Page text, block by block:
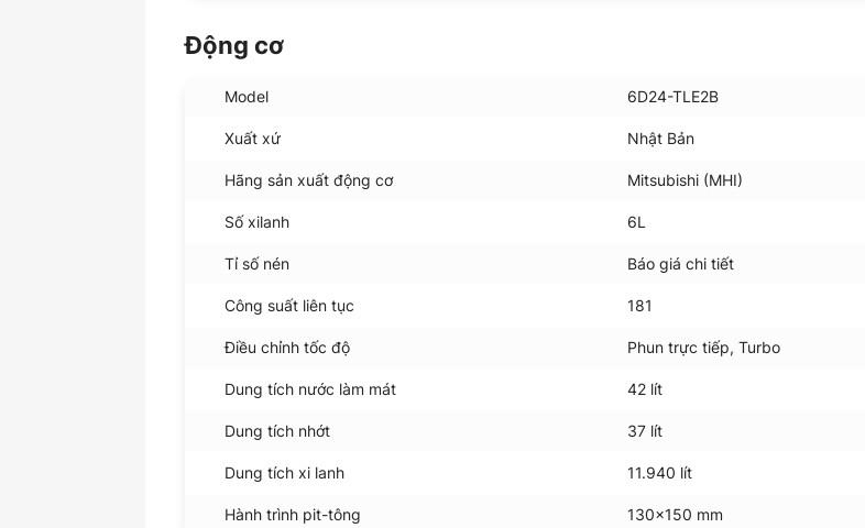
Động cơ
Model 6D24-TLE2B
Xuất xứ Nhật Bản
Hãng sản xuất động cơ Mitsubishi (MHI)
Số xilanh 6L
Tỉ số nén Báo giá chi tiết
Công suất liên tục 181
Điều chỉnh tốc độ Phun trực tiếp, Turbo
Dung tích nước làm mát 42 lít
Dung tích nhớt 37 lít
Dung tích xi lanh 11.940 lít
Hành trình pit-tông 130×150 mm